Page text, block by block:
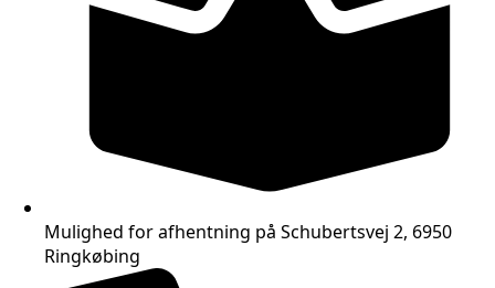
Mulighed for afhentning på Schubertsvej 2, 6950
Ringkøbing